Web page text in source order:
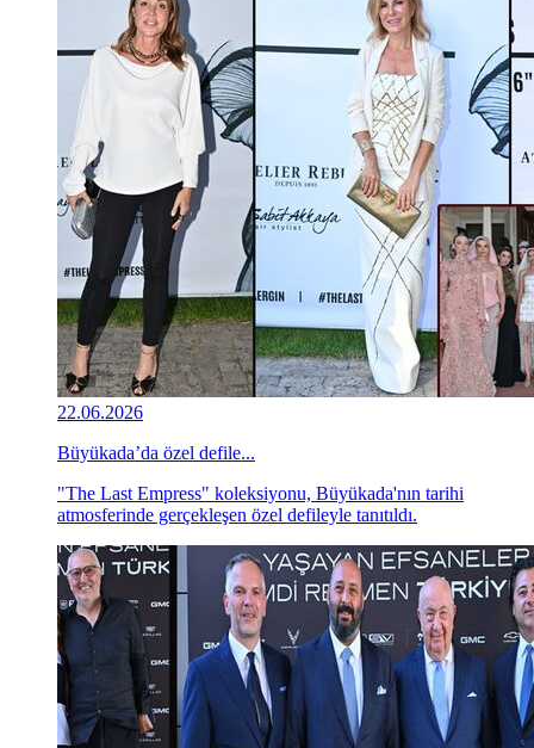
22.06.2026
Büyükada’da özel defile...
"The Last Empress" koleksiyonu, Büyükada'nın tarihi
atmosferinde gerçekleşen özel defileyle tanıtıldı.